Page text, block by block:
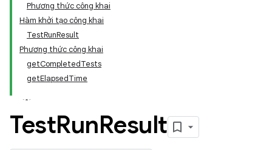
Phương thức công khai
Hàm khởi tạo công khai
TestRunResult
Phương thức công khai
getCompletedTests
getElapsedTime
TestRunResult